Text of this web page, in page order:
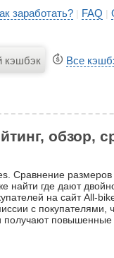
заработать? | FAQ |
Все
обзор,
Сравнение
найти где дают
на сайт All-
с
получают